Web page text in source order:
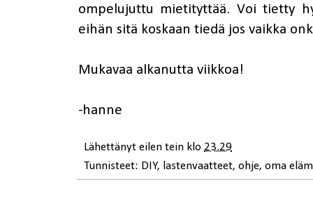
ompelujuttu mietityttää. Voi tietty
eihän sitä koskaan tiedä jos vaikka
Mukavaa alkanutta viikkoa!
-hanne
Lähettänyt eilen tein klo 23.29
Tunnisteet: DIY, lastenvaatteet, ohje, oma